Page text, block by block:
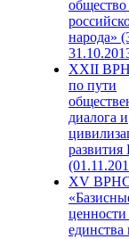
народа»
XXII
по пути
диалога и
развития
XV
единства